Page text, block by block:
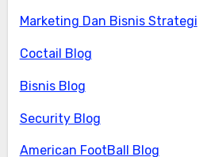
Marketing Dan Bisnis Strategi
Coctail Blog
Bisnis Blog
Security Blog
American FootBall Blog